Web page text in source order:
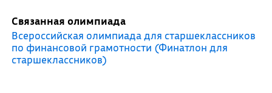
Связанная олимпиада
Всероссийская олимпиада для старшеклассников
по финансовой грамотности (Финатлон для
старшеклассников)